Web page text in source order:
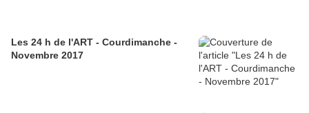
Les 24 h de l'ART - Courdimanche -
Novembre 2017